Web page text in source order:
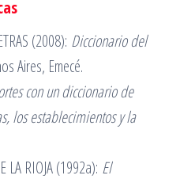
(2008): Diccionario del
Aires, Emecé.
con un diccionario de
los establecimientos y la
LA RIOJA (1992a): El